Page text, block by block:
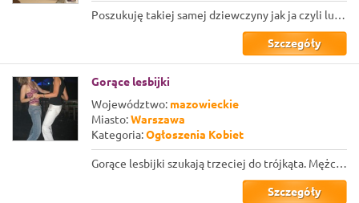
Poszukuję takiej samej dziewczyny jak ja czyli lubiącej inne dziewczyny heheh:))...
Szczegóły
Gorące lesbijki
Województwo: mazowieckie
Miasto:Warszawa
Kategoria:Ogłoszenia Kobiet
Gorące lesbijki szukają trzeciej do trójkąta. Mężczyznom mówimy stanowcze nie, k...
Szczegóły